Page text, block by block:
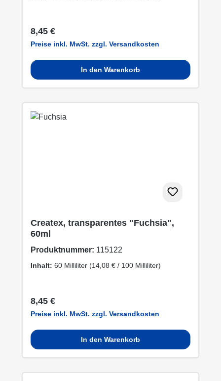
Regulärer Preis:
8,45 €
Preise inkl. MwSt. zzgl. Versandkosten
In den Warenkorb
Createx, transparentes "Fuchsia",
60ml
Produktnummer: 115122
Inhalt: 60 Milliliter (14,08 € / 100 Milliliter)
Regulärer Preis:
8,45 €
Preise inkl. MwSt. zzgl. Versandkosten
In den Warenkorb